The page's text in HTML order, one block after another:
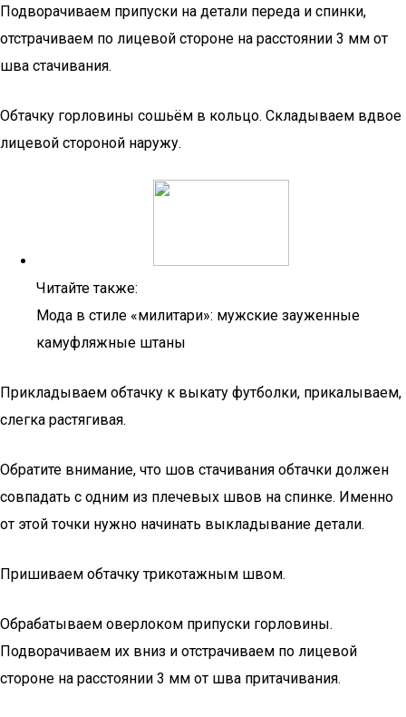
Подворачиваем припуски на детали переда и спинки,
отстрачиваем по лицевой стороне на расстоянии 3 мм от
шва стачивания.
Обтачку горловины сошьём в кольцо. Складываем вдвое
лицевой стороной наружу.
Читайте также:
Мода в стиле «милитари»: мужские зауженные
камуфляжные штаны
Прикладываем обтачку к выкату футболки, прикалываем,
слегка растягивая.
Обратите внимание, что шов стачивания обтачки должен
совпадать с одним из плечевых швов на спинке. Именно
от этой точки нужно начинать выкладывание детали.
Пришиваем обтачку трикотажным швом.
Обрабатываем оверлоком припуски горловины.
Подворачиваем их вниз и отстрачиваем по лицевой
стороне на расстоянии 3 мм от шва притачивания.